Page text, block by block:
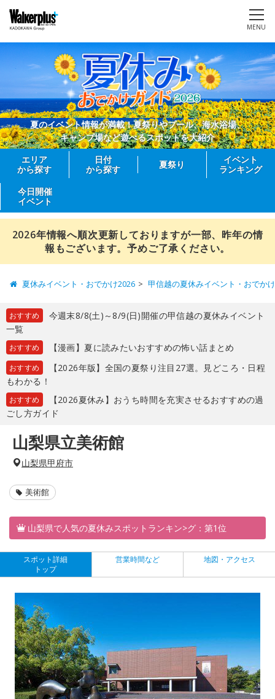
MENU
夏のイベント情報が満載！夏祭りやプール、海水浴場、
キャンプ場など遊べるスポットを大紹介
エリア
から探す
日付
から探す
夏祭り
イベント
ランキング
今日開催
イベント
2026年情報へ順次更新しておりますが一部、昨年の情
報もございます。予めご了承ください。
夏休みイベント・おでかけ2026 甲信越の夏休みイベント・おでか
おすすめ
今週末8/8(土)～8/9(日)開催の甲信越の夏休みイベント
一覧
おすすめ 【漫画】夏に読みたいおすすめの怖い話まとめ
おすすめ
【2026年版】全国の夏祭り注目27選。見どころ・日程
もわかる！
おすすめ
【2026夏休み】おうち時間を充実させるおすすめの過
ごし方ガイド
山梨県立美術館
山梨県甲府市
美術館
山梨県で人気の夏休みスポットランキン>グ：第1位
スポット詳細
トップ
営業時間など 地図・アクセス